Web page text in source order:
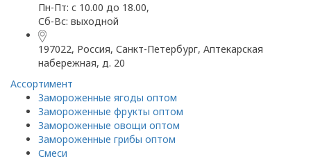
Пн-Пт: с 10.00 до 18.00,
Сб-Вс: выходной
197022, Россия, Санкт-Петербург, Аптекарская
набережная, д. 20
Ассортимент
Замороженные ягоды оптом
Замороженные фрукты оптом
Замороженные овощи оптом
Замороженные грибы оптом
Смеси